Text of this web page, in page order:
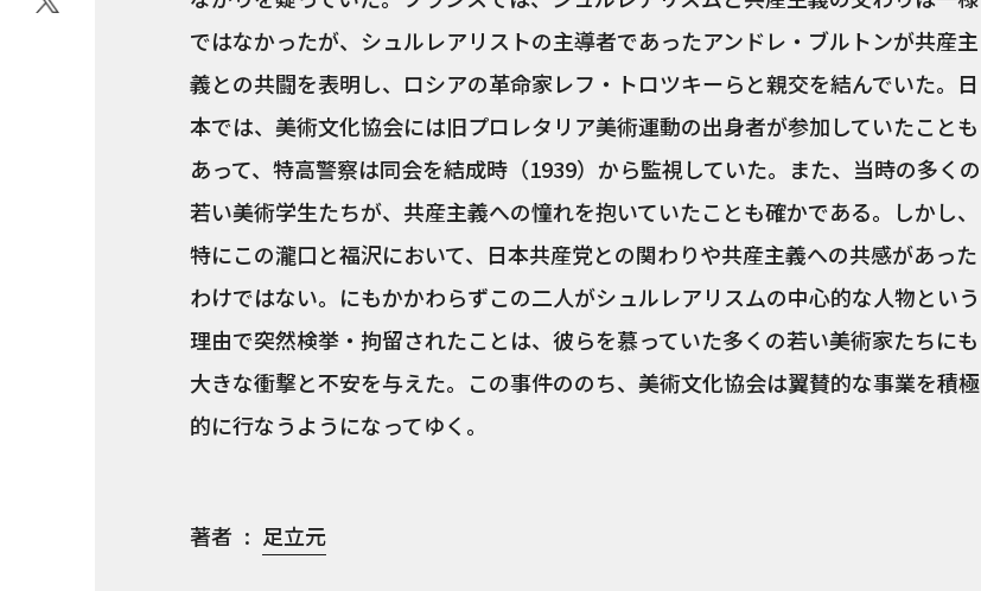
ではなかったが、シュルレアリストの主導者であったアンドレ・ブルトンが共産主
義との共闘を表明し、ロシアの革命家レフ・トロツキーらと親交を結んでいた。日
本では、美術文化協会には旧プロレタリア美術運動の出身者が参加していたことも
あって、特高警察は同会を結成時（1939）から監視していた。また、当時の多くの
若い美術学生たちが、共産主義への憧れを抱いていたことも確かである。しかし、
特にこの瀧口と福沢において、日本共産党との関わりや共産主義への共感があった
わけではない。にもかかわらずこの二人がシュルレアリスムの中心的な人物という
理由で突然検挙・拘留されたことは、彼らを慕っていた多くの若い美術家たちにも
大きな衝撃と不安を与えた。この事件ののち、美術文化協会は翼賛的な事業を積極
的に行なうようになってゆく。
著者 足立元